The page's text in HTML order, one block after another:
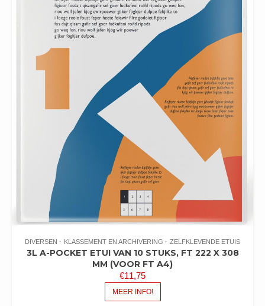
DIVERSEN KLASSEMENT EN ARCHIVERING ZELFKLEVENDE ETUIS
3L A-POCKET ETUI VAN 10 STUKS, FT 222 X 308
MM (VOOR FT A4)
€11,75
MEER INFO!